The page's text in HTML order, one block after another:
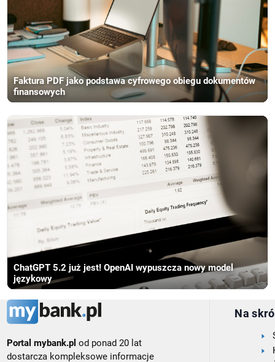
Faktura PDF jako podstawa cyfrowego obiegu dokumentów
finansowych
ChatGPT 5.2 już jest! OpenAI wypuszcza nowy model
językowy
Portal mybank.pl od ponad 20 lat
dostarcza kompleksowe informacje
Na